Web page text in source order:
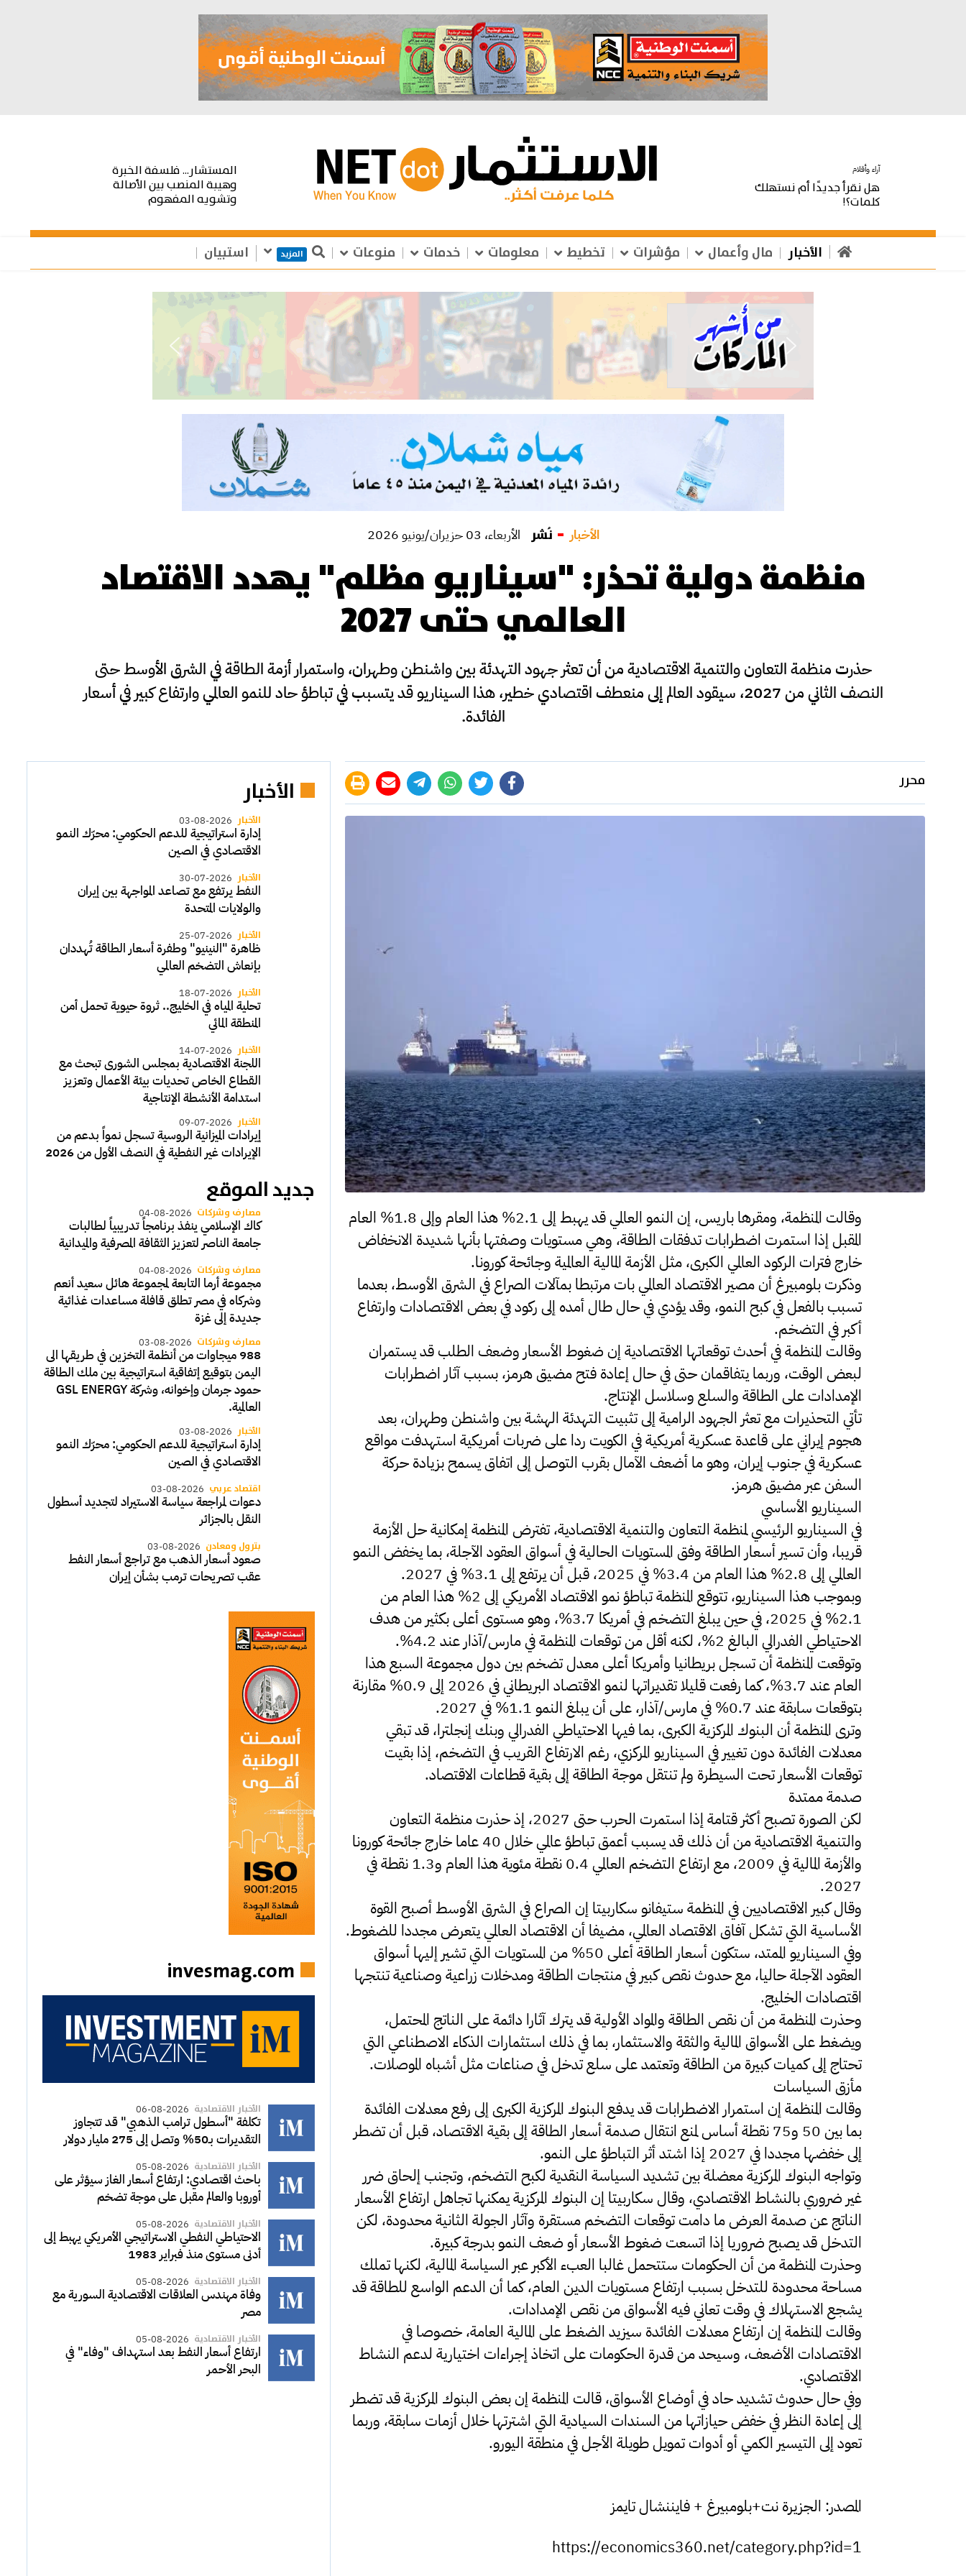
آراء وأقلام
هل نقرأ جديدًا أم نستهلك
كلمات؟!
المستشار... فلسفة الخبرة
وهيبة المنصب بين الأصالة
وتشويه المفهوم
الأخبار مال وأعمال مؤشرات تخطيط معلومات خدمات منوعات المزيد استبيان
الأخبار نُشر الأربعاء، 03 حزيران/يونيو 2026
منظمة دولية تحذر: "سيناريو مظلم" يهدد الاقتصاد
العالمي حتى 2027
حذرت منظمة التعاون والتنمية الاقتصادية من أن تعثر جهود التهدئة بين واشنطن وطهران، واستمرار أزمة الطاقة في الشرق الأوسط حتى
النصف الثاني من 2027، سيقود العالم إلى منعطف اقتصادي خطير، هذا السيناريو قد يتسبب في تباطؤ حاد للنمو العالمي وارتفاع كبير في أسعار
الفائدة.
محرر
وقالت المنظمة، ومقرها باريس، إن النمو العالمي قد يهبط إلى 2.1% هذا العام وإلى 1.8% العام
المقبل إذا استمرت اضطرابات تدفقات الطاقة، وهي مستويات وصفتها بأنها شديدة الانخفاض
خارج فترات الركود العالمي الكبرى، مثل الأزمة المالية العالمية وجائحة كورونا.
وذكرت بلومبيرغ أن مصير الاقتصاد العالمي بات مرتبطا بمآلات الصراع في الشرق الأوسط، بعدما
تسبب بالفعل في كبح النمو، وقد يؤدي في حال طال أمده إلى ركود في بعض الاقتصادات وارتفاع
أكبر في التضخم.
وقالت المنظمة في أحدث توقعاتها الاقتصادية إن ضغوط الأسعار وضعف الطلب قد يستمران
لبعض الوقت، وربما يتفاقمان حتى في حال إعادة فتح مضيق هرمز، بسبب آثار اضطرابات
الإمدادات على الطاقة والسلع وسلاسل الإنتاج.
تأتي التحذيرات مع تعثر الجهود الرامية إلى تثبيت التهدئة الهشة بين واشنطن وطهران، بعد
هجوم إيراني على قاعدة عسكرية أمريكية في الكويت ردا على ضربات أمريكية استهدفت مواقع
عسكرية في جنوب إيران، وهو ما أضعف الآمال بقرب التوصل إلى اتفاق يسمح بزيادة حركة
السفن عبر مضيق هرمز.
السيناريو الأساسي
في السيناريو الرئيسي لمنظمة التعاون والتنمية الاقتصادية، تفترض المنظمة إمكانية حل الأزمة
قريبا، وأن تسير أسعار الطاقة وفق المستويات الحالية في أسواق العقود الآجلة، بما يخفض النمو
العالمي إلى 2.8% هذا العام من 3.4% في 2025، قبل أن يرتفع إلى 3.1% في 2027.
وبموجب هذا السيناريو، تتوقع المنظمة تباطؤ نمو الاقتصاد الأمريكي إلى 2% هذا العام من
2.1% في 2025، في حين يبلغ التضخم في أمريكا 3.7%، وهو مستوى أعلى بكثير من هدف
الاحتياطي الفدرالي البالغ 2%، لكنه أقل من توقعات المنظمة في مارس/آذار عند 4.2%.
وتوقعت المنظمة أن تسجل بريطانيا وأمريكا أعلى معدل تضخم بين دول مجموعة السبع هذا
العام عند 3.7%، كما رفعت قليلا تقديراتها لنمو الاقتصاد البريطاني في 2026 إلى 0.9% مقارنة
بتوقعات سابقة عند 0.7% في مارس/آذار، على أن يبلغ النمو 1.1% في 2027.
وترى المنظمة أن البنوك المركزية الكبرى، بما فيها الاحتياطي الفدرالي وبنك إنجلترا، قد تبقي
معدلات الفائدة دون تغيير في السيناريو المركزي، رغم الارتفاع القريب في التضخم، إذا بقيت
توقعات الأسعار تحت السيطرة ولم تنتقل موجة الطاقة إلى بقية قطاعات الاقتصاد.
صدمة ممتدة
لكن الصورة تصبح أكثر قتامة إذا استمرت الحرب حتى 2027، إذ حذرت منظمة التعاون
والتنمية الاقتصادية من أن ذلك قد يسبب أعمق تباطؤ عالمي خلال 40 عاما خارج جائحة كورونا
والأزمة المالية في 2009، مع ارتفاع التضخم العالمي 0.4 نقطة مئوية هذا العام و1.3 نقطة في
2027.
وقال كبير الاقتصاديين في المنظمة ستيفانو سكاربيتا إن الصراع في الشرق الأوسط أصبح القوة
الأساسية التي تشكل آفاق الاقتصاد العالمي، مضيفا أن الاقتصاد العالمي يتعرض مجددا للضغوط.
وفي السيناريو الممتد، ستكون أسعار الطاقة أعلى 50% من المستويات التي تشير إليها أسواق
العقود الآجلة حاليا، مع حدوث نقص كبير في منتجات الطاقة ومدخلات زراعية وصناعية تنتجها
اقتصادات الخليج.
وحذرت المنظمة من أن نقص الطاقة والمواد الأولية قد يترك آثارا دائمة على الناتج المحتمل،
ويضغط على الأسواق المالية والثقة والاستثمار، بما في ذلك استثمارات الذكاء الاصطناعي التي
تحتاج إلى كميات كبيرة من الطاقة وتعتمد على سلع تدخل في صناعات مثل أشباه الموصلات.
مأزق السياسات
وقالت المنظمة إن استمرار الاضطرابات قد يدفع البنوك المركزية الكبرى إلى رفع معدلات الفائدة
بما بين 50 و75 نقطة أساس لمنع انتقال صدمة أسعار الطاقة إلى بقية الاقتصاد، قبل أن تضطر
إلى خفضها مجددا في 2027 إذا اشتد أثر التباطؤ على النمو.
وتواجه البنوك المركزية معضلة بين تشديد السياسة النقدية لكبح التضخم، وتجنب إلحاق ضرر
غير ضروري بالنشاط الاقتصادي، وقال سكاربيتا إن البنوك المركزية يمكنها تجاهل ارتفاع الأسعار
الناتج عن صدمة العرض ما دامت توقعات التضخم مستقرة وآثار الجولة الثانية محدودة، لكن
التدخل قد يصبح ضروريا إذا اتسعت ضغوط الأسعار أو ضعف النمو بدرجة كبيرة.
وحذرت المنظمة من أن الحكومات ستتحمل غالبا العبء الأكبر عبر السياسة المالية، لكنها تملك
مساحة محدودة للتدخل بسبب ارتفاع مستويات الدين العام، كما أن الدعم الواسع للطاقة قد
يشجع الاستهلاك في وقت تعاني فيه الأسواق من نقص الإمدادات.
وقالت المنظمة إن ارتفاع معدلات الفائدة سيزيد الضغط على المالية العامة، خصوصا في
الاقتصادات الأضعف، وسيحد من قدرة الحكومات على اتخاذ إجراءات اختيارية لدعم النشاط
الاقتصادي.
وفي حال حدوث تشديد حاد في أوضاع الأسواق، قالت المنظمة إن بعض البنوك المركزية قد تضطر
إلى إعادة النظر في خفض حيازاتها من السندات السيادية التي اشترتها خلال أزمات سابقة، وربما
تعود إلى التيسير الكمي أو أدوات تمويل طويلة الأجل في منطقة اليورو.
المصدر: الجزيرة نت+بلومبيرغ + فايننشال تايمز
https://economics360.net/category.php?id=1
الأخبار
الأخبار 03-08-2026
إدارة استراتيجية للدعم الحكومي: محرّك النمو
الاقتصادي في الصين
الأخبار 30-07-2026
النفط يرتفع مع تصاعد المواجهة بين إيران
والولايات المتحدة
الأخبار 25-07-2026
ظاهرة "النينيو" وطفرة أسعار الطاقة تُهددان
بإنعاش التضخم العالمي
الأخبار 18-07-2026
تحلية المياه في الخليج.. ثروة حيوية تحمل أمن
المنطقة المائي
الأخبار 14-07-2026
اللجنة الاقتصادية بمجلس الشورى تبحث مع
القطاع الخاص تحديات بيئة الأعمال وتعزيز
استدامة الأنشطة الإنتاجية
الأخبار 09-07-2026
إيرادات الميزانية الروسية تسجل نمواً بدعم من
الإيرادات غير النفطية في النصف الأول من 2026
جديد الموقع
مصارف وشركات 04-08-2026
كاك الإسلامي ينفذ برنامجاً تدريبياً لطالبات
جامعة الناصر لتعزيز الثقافة المصرفية والميدانية
مصارف وشركات 04-08-2026
مجموعة أرما التابعة لمجموعة هائل سعيد أنعم
وشركاه في مصر تطلق قافلة مساعدات غذائية
جديدة إلى غزة
مصارف وشركات 03-08-2026
988 ميجاوات من أنظمة التخزين في طريقها الى
اليمن بتوقيع إتفاقية استراتيجية بين ملك الطاقة
حمود جرمان وإخوانه، وشركة GSL ENERGY
العالمية.
الأخبار 03-08-2026
إدارة استراتيجية للدعم الحكومي: محرّك النمو
الاقتصادي في الصين
اقتصاد عربي 03-08-2026
دعوات لمراجعة سياسة الاستيراد لتجديد أسطول
النقل بالجزائر
بترول ومعادن 03-08-2026
صعود أسعار الذهب مع تراجع أسعار النفط
عقب تصريحات ترمب بشأن إيران
invesmag.com
الأخبار الاقتصادية 06-08-2026
تكلفة "أسطول ترامب الذهبي" قد تتجاوز
التقديرات بـ50% وتصل إلى 275 مليار دولار
الأخبار الاقتصادية 05-08-2026
باحث اقتصادي: ارتفاع أسعار الغاز سيؤثر على
أوروبا والعالم مقبل على موجة تضخم
الأخبار الاقتصادية 05-08-2026
الاحتياطي النفطي الاستراتيجي الأمريكي يهبط إلى
أدنى مستوى منذ فبراير 1983
الأخبار الاقتصادية 05-08-2026
وفاة مهندس العلاقات الاقتصادية السورية مع
مصر
الأخبار الاقتصادية 05-08-2026
ارتفاع أسعار النفط بعد استهداف "وفاء" في
البحر الأحمر